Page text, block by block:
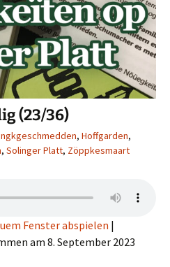
(23/36)
, Hoffgarden,
, Solinger Platt, Zöppkesmaart
Fenster abspielen |
am 8. September 2023